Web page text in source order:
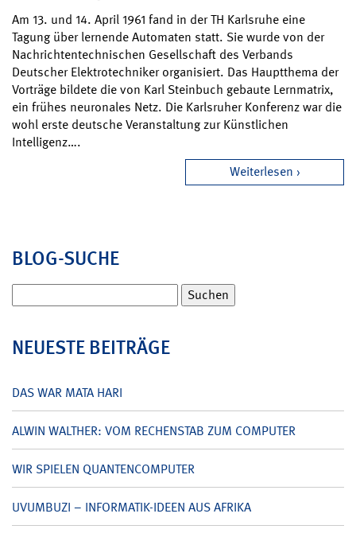
Am 13. und 14. April 1961 fand in der TH Karlsruhe eine
Tagung über lernende Automaten statt. Sie wurde von der
Nachrichtentechnischen Gesellschaft des Verbands
Deutscher Elektrotechniker organisiert. Das Hauptthema der
Vorträge bildete die von Karl Steinbuch gebaute Lernmatrix,
ein frühes neuronales Netz. Die Karlsruher Konferenz war die
wohl erste deutsche Veranstaltung zur Künstlichen
Intelligenz….
Weiterlesen
BLOG-SUCHE
nach:
NEUESTE BEITRÄGE
DAS WAR MATA HARI
ALWIN WALTHER: VOM RECHENSTAB ZUM COMPUTER
WIR SPIELEN QUANTENCOMPUTER
UVUMBUZI – INFORMATIK-IDEEN AUS AFRIKA